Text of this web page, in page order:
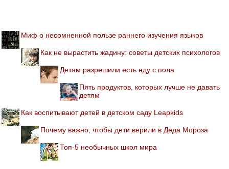
Миф о несомненной пользе раннего изучения языков
Как не вырастить жадину: советы детских психологов
Детям разрешили есть еду с пола
Пять продуктов, которых лучше не давать
детям
Как воспитывают детей в детском саду Leapkids
Почему важно, чтобы дети верили в Деда Мороза
Топ-5 необычных школ мира